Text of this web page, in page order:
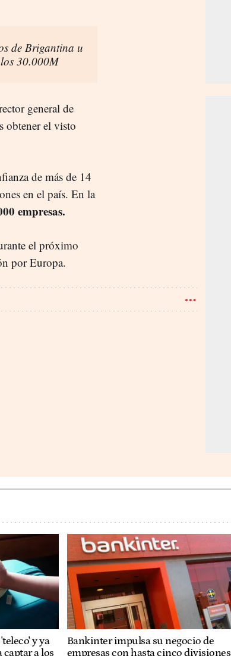
de Brigantina u
30.000M
general de
obtener el visto
de más de 14
en el país. En la
empresas.
el próximo
por Europa.
y ya
captar a los
Bankinter impulsa su negocio de
empresas con hasta cinco divisiones